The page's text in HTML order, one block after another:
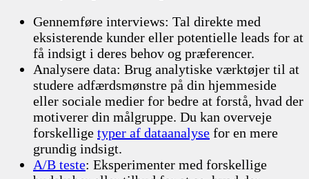
Gennemføre interviews: Tal direkte med
eksisterende kunder eller potentielle leads for at
få indsigt i deres behov og præferencer.
Analysere data: Brug analytiske værktøjer til at
studere adfærdsmønstre på din hjemmeside
eller sociale medier for bedre at forstå, hvad der
motiverer din målgruppe. Du kan overveje
forskellige typer af dataanalyse for en mere
grundig indsigt.
A/B teste: Eksperimenter med forskellige